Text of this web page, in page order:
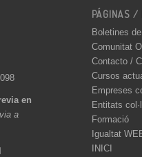
en
a
PÁGINAS /
Boletines
Comunitat
Contacto /
Cursos
Empreses
Entitats
Formació
Igualtat
INICI